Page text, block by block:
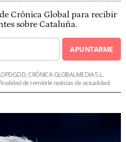
Crónica Global para recibir
sobre Cataluña.
APUNTARME
CRÓNICA GLOBALMEDIA S.L.
de remitirle noticias de actualidad.